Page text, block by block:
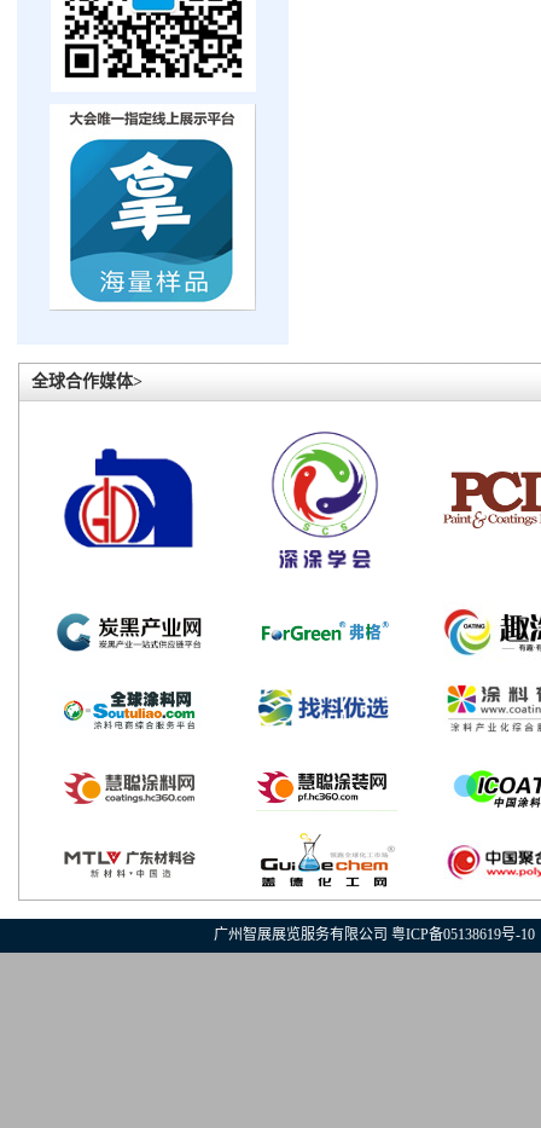
全球合作媒体>
广州智展展览服务有限公司 粤ICP备05138619号-10